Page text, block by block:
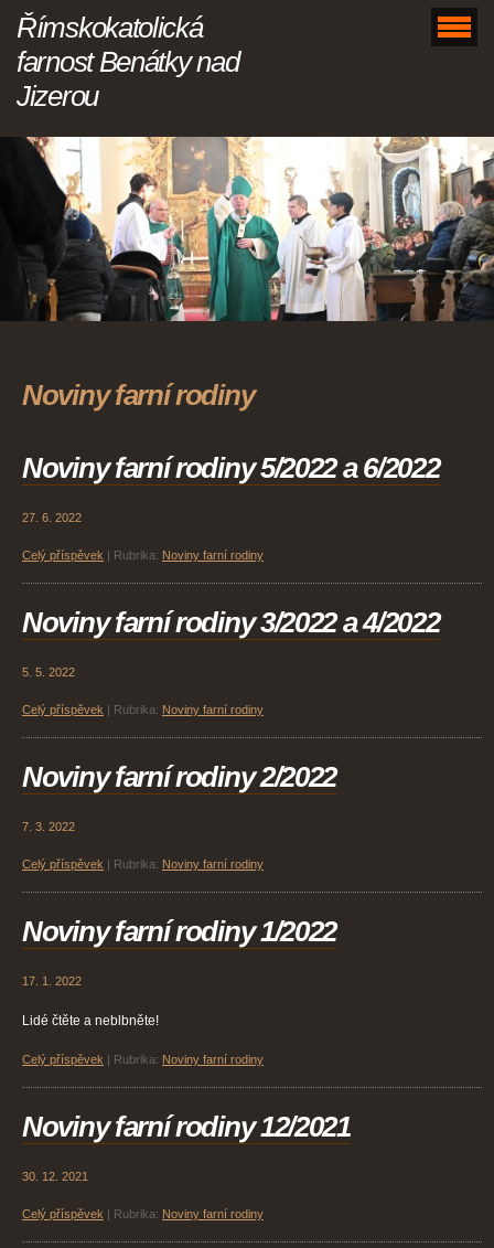
Římskokatolická
farnost Benátky nad
Jizerou
Noviny farní rodiny
Noviny farní rodiny 5/2022 a 6/2022
27. 6. 2022
Celý příspěvek Rubrika: Noviny farní rodiny
Noviny farní rodiny 3/2022 a 4/2022
5. 5. 2022
Celý příspěvek Rubrika: Noviny farní rodiny
Noviny farní rodiny 2/2022
7. 3. 2022
Celý příspěvek Rubrika: Noviny farní rodiny
Noviny farní rodiny 1/2022
17. 1. 2022
Lidé čtěte a neblbněte!
Celý příspěvek Rubrika: Noviny farní rodiny
Noviny farní rodiny 12/2021
30. 12. 2021
Celý příspěvek Rubrika: Noviny farní rodiny